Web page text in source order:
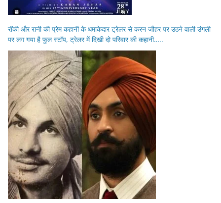
रॉकी और रानी की प्रेम कहानी के धमाकेदार ट्रेलर से करन जौहर पर उठने वाली उंगली
पर लग गया है फुल स्टॉप, ट्रेलर में दिखी दो परिवार की कहानी…..